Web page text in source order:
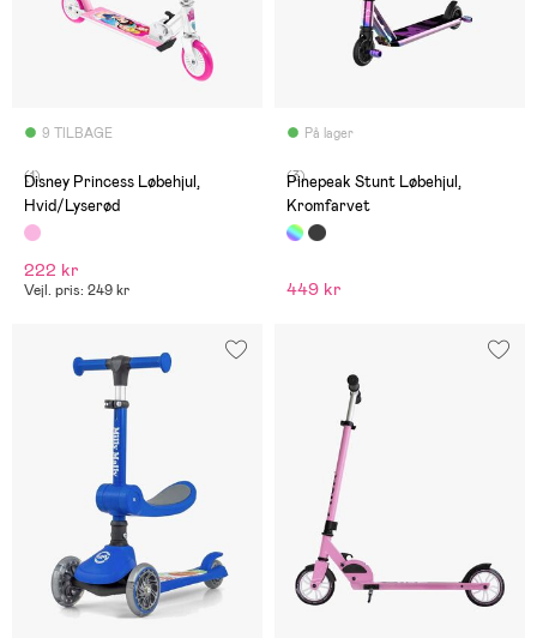
9 TILBAGE
(1)
Disney Princess Løbehjul,
Hvid/Lyserød
222 kr
Vejl. pris: 249 kr
På lager
(3)
Pinepeak Stunt Løbehjul,
Kromfarvet
449 kr